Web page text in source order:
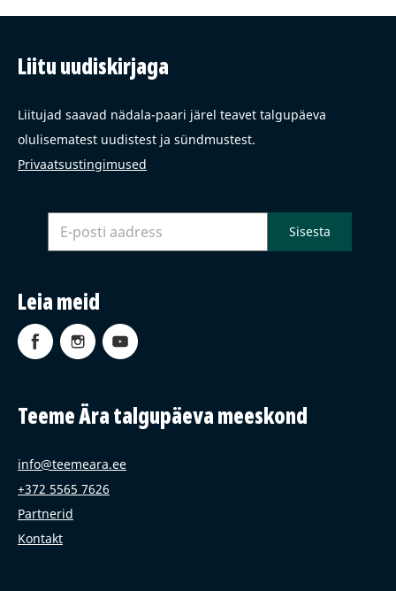
Liitu uudiskirjaga
Liitujad saavad nädala-paari järel teavet talgupäeva
olulisematest uudistest ja sündmustest.
Privaatsustingimused
Leia meid
Teeme Ära talgupäeva meeskond
info@teemeara.ee
+372 5565 7626
Partnerid
Kontakt